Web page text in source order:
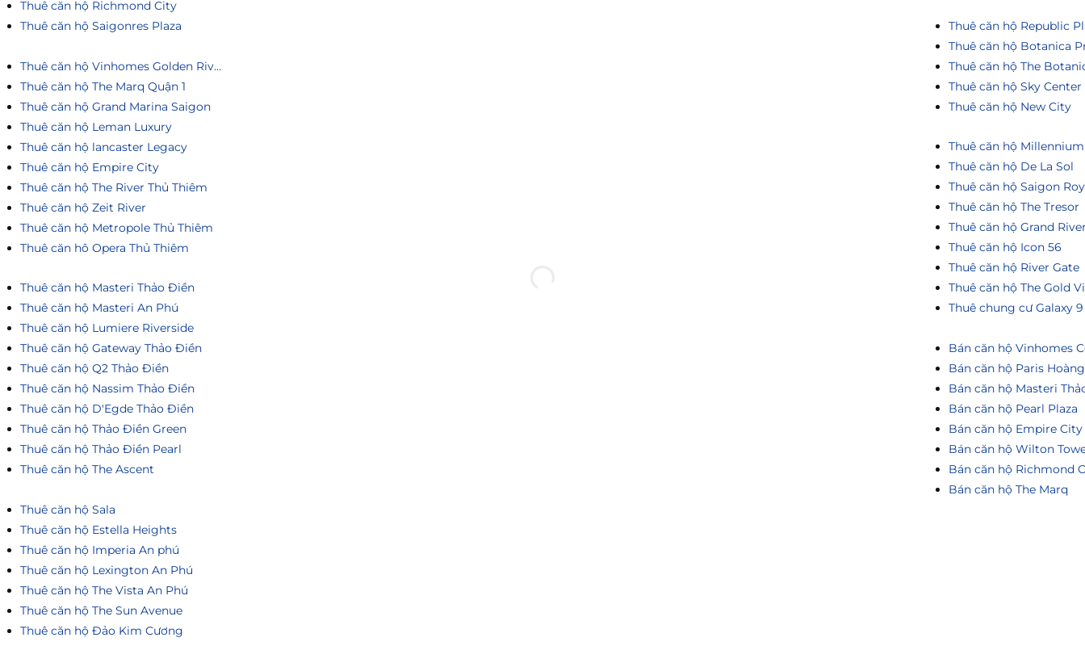
Thuê căn hộ Richmond City
Thuê căn hộ Saigonres Plaza
Thuê căn hộ Vinhomes Golden River
Thuê căn hộ The Marq Quận 1
Thuê căn hộ Grand Marina Saigon
Thuê căn hộ Leman Luxury
Thuê căn hộ lancaster Legacy
Thuê căn hộ Empire City
Thuê căn hộ The River Thủ Thiêm
Thuê căn hộ Zeit River
Thuê căn hộ Metropole Thủ Thiêm
Thuê căn hô Opera Thủ Thiêm
Thuê căn hộ Masteri Thảo Điền
Thuê căn hộ Masteri An Phú
Thuê căn hộ Lumiere Riverside
Thuê căn hộ Gateway Thảo Điền
Thuê căn hộ Q2 Thảo Điền
Thuê căn hộ Nassim Thảo Điền
Thuê căn hộ D'Egde Thảo Điền
Thuê căn hộ Thảo Điền Green
Thuê căn hộ Thảo Điền Pearl
Thuê căn hộ The Ascent
Thuê căn hộ Sala
Thuê căn hộ Estella Heights
Thuê căn hộ Imperia An phú
Thuê căn hộ Lexington An Phú
Thuê căn hộ The Vista An Phú
Thuê căn hộ The Sun Avenue
Thuê căn hộ Đảo Kim Cương
Thuê căn hộ Republic
Thuê căn hộ Botanica
Thuê căn hộ The
Thuê căn hộ Sky Center
Thuê căn hộ New City
Thuê căn hộ Millennium
Thuê căn hộ De La Sol
Thuê căn hộ Saigon
Thuê căn hộ The Tresor
Thuê căn hộ Grand
Thuê căn hộ Icon 56
Thuê căn hộ River Gate
Thuê căn hộ The Gold
Thuê chung cư Galaxy 9
Bán căn hộ Vinhomes
Bán căn hộ Paris
Bán căn hộ Masteri
Bán căn hộ Pearl Plaza
Bán căn hộ Empire City
Bán căn hộ Wilton
Bán căn hộ Richmond
Bán căn hộ The Marq